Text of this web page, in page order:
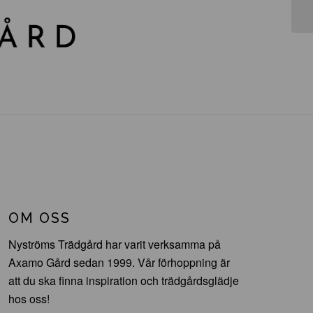
OM OSS
Nyströms Trädgård har varit verksamma på
Axamo Gård sedan 1999. Vår förhoppning är
att du ska finna inspiration och trädgårdsglädje
hos oss!